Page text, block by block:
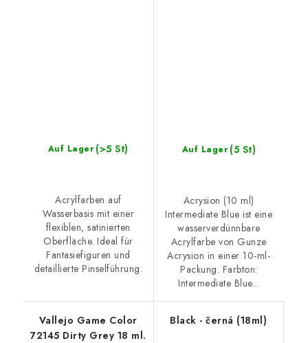
Auf Lager (>5 St)
Acrylfarben auf
Wasserbasis mit einer
flexiblen, satinierten
Oberfläche. Ideal für
Fantasiefiguren und
detaillierte Pinselführung.
Auf Lager (5 St)
Acrysion (10 ml)
Intermediate Blue ist eine
wasserverdünnbare
Acrylfarbe von Gunze
Acrysion in einer 10-ml-
Packung. Farbton:
Intermediate Blue...
Vallejo Game Color
72145 Dirty Grey 18 ml.
Black - černá (18ml)